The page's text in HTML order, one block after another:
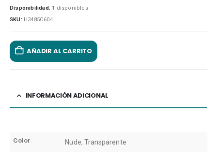
Disponibilidad: 1 disponibles
SKU: H3485C604
AÑADIR AL CARRITO
INFORMACIÓN ADICIONAL
Color Nude, Transparente